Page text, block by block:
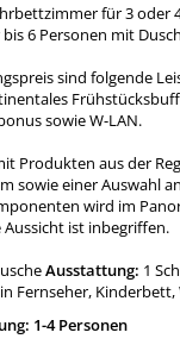
für 3 oder
6 Personen mit
sind folgende
sowie W-LAN.
Produkten aus der
sowie einer Auswahl
wird im
ist inbegriffen.
Ausstattung: 1
Fernseher,
1-4 Personen